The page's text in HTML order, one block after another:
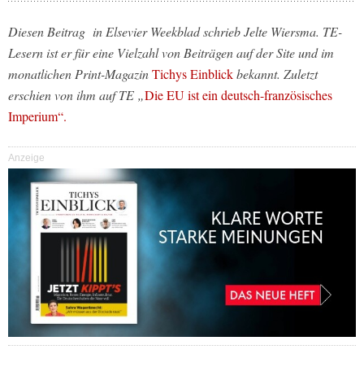
Diesen Beitrag in Elsevier Weekblad schrieb Jelte Wiersma. TE-
Lesern ist er für eine Vielzahl von Beiträgen auf der Site und im
monatlichen Print-MagazinTichys Einblickbekannt. Zuletzt
erschien von ihm auf TE „Die EU ist ein deutsch-französisches
Imperium“.
Anzeige